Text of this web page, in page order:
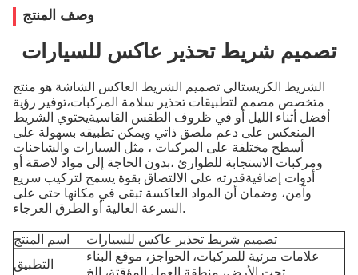
وصف المنتج
تصميم شريط تحذير عاكس للسيارات
الشريط الكريستالي تصميم الشريط العاكس الشاشة هو منتج
متخصص مصمم لتطبيقات تحذير سلامة المركبات،توفير رؤية
أفضل أثناء الليل أو في ظروف الطقس القاسيةيحتوي الشريط
المنعكس على دعم ملصق ذاتي ويمكن تطبيقه بسهولة على
أسطح مختلفة على المركبات ، مثل السيارات والشاحنات
ومركبات الاستجابة للطوارئ ،بدون الحاجة إلى مواد لاصقة أو
أدوات إضافيةقدرته على الالتصاق بقوة يسمح لتركيب سريع
وآمن، وضمان أن المواد العاكسة تبقى في مكانها حتى على
السرعة العالية أو الطرق العرجاء.
اسم المنتج
تصميم شريط تحذير عاكس للسيارات
التطبيق
علامات مرئية للمركبات، الحواجز، موقع البناء